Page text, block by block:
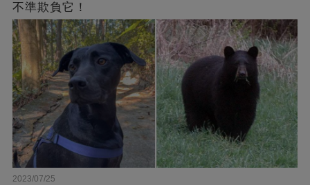
不準欺負它！
2023/07/25